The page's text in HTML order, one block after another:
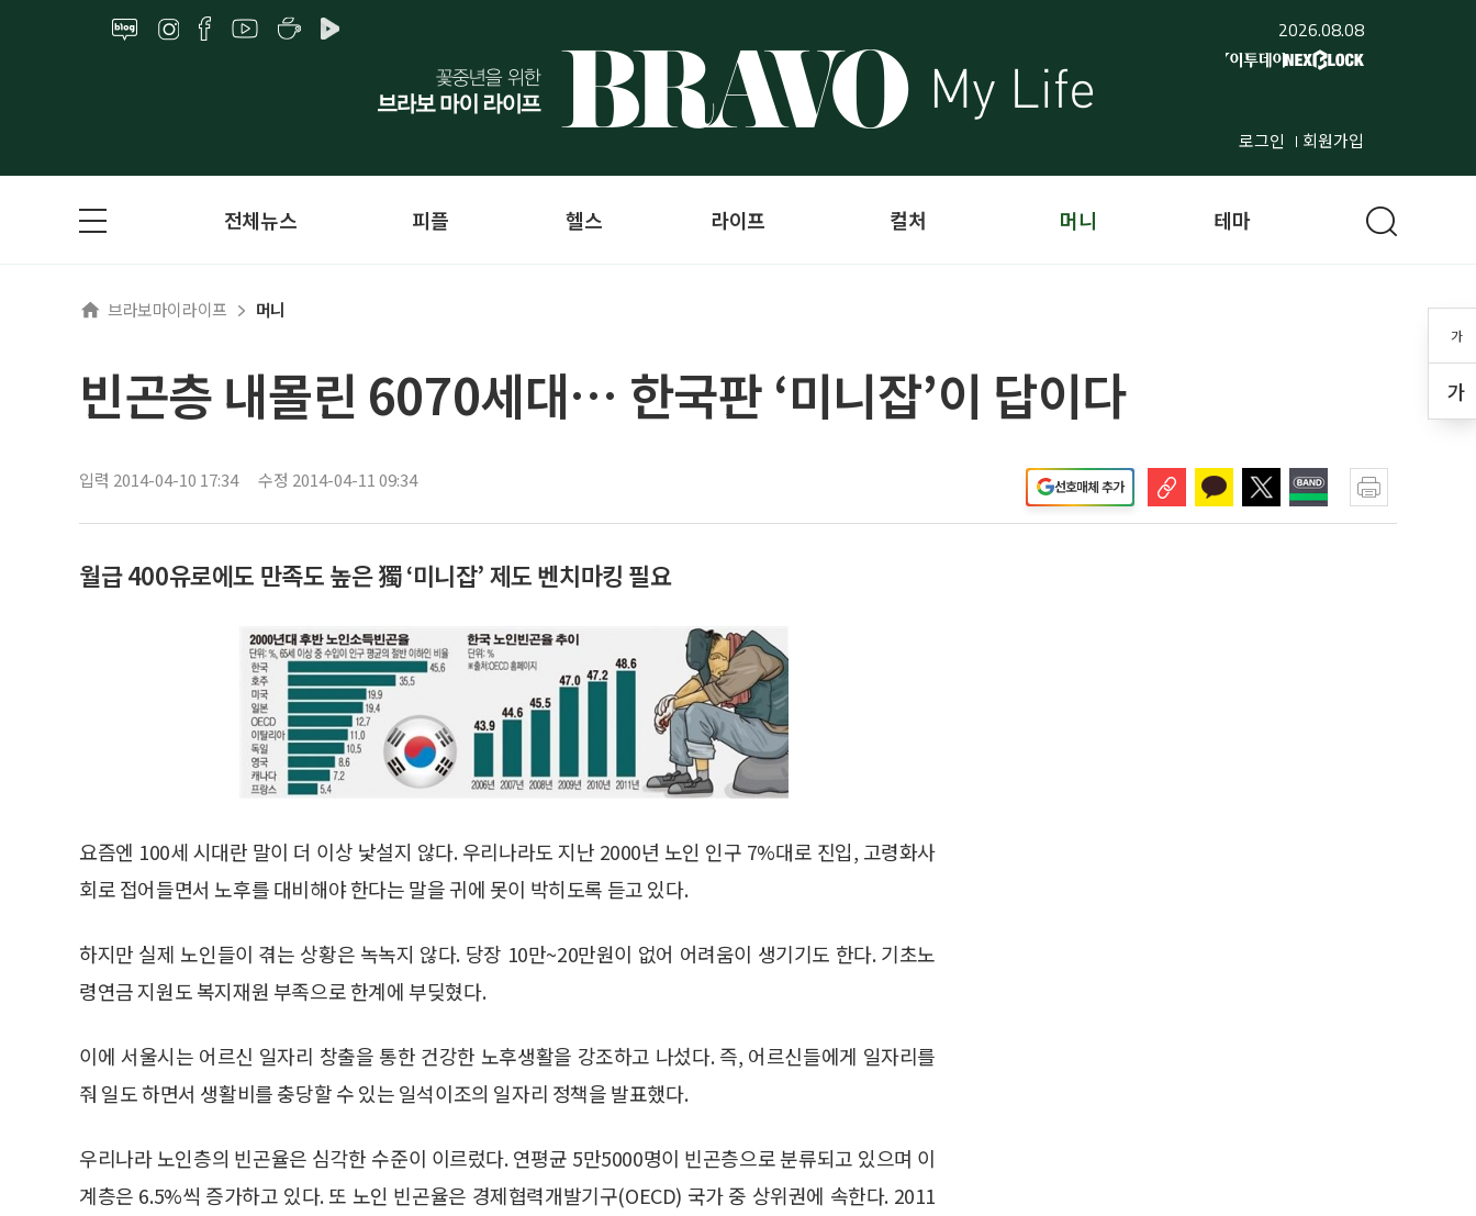
2026.08.08
로그인 회원가입
가
가
전체뉴스 피플 헬스 라이프 컬처 머니 테마
브라보마이라이프 머니
빈곤층 내몰린 6070세대… 한국판 ‘미니잡’이 답이다
입력 2014-04-10 17:34 수정 2014-04-11 09:34 선호매체 추가
월급 400유로에도 만족도 높은 獨 ‘미니잡’ 제도 벤치마킹 필요
요즘엔 100세 시대란 말이 더 이상 낯설지 않다. 우리나라도 지난 2000년 노인 인구 7%대로 진입, 고령화사
회로 접어들면서 노후를 대비해야 한다는 말을 귀에 못이 박히도록 듣고 있다.
하지만 실제 노인들이 겪는 상황은 녹녹지 않다. 당장 10만~20만원이 없어 어려움이 생기기도 한다. 기초노
령연금 지원도 복지재원 부족으로 한계에 부딪혔다.
이에 서울시는 어르신 일자리 창출을 통한 건강한 노후생활을 강조하고 나섰다. 즉, 어르신들에게 일자리를
줘 일도 하면서 생활비를 충당할 수 있는 일석이조의 일자리 정책을 발표했다.
우리나라 노인층의 빈곤율은 심각한 수준이 이르렀다. 연평균 5만5000명이 빈곤층으로 분류되고 있으며 이
계층은 6.5%씩 증가하고 있다. 또 노인 빈곤율은 경제협력개발기구(OECD) 국가 중 상위권에 속한다. 2011